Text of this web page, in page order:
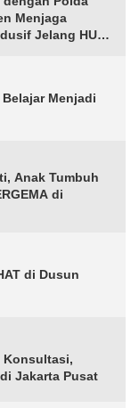
Menjaga
Jelang HUT
Menjadi
Anak Tumbuh
di
di Dusun
Konsultasi,
Jakarta Pusat